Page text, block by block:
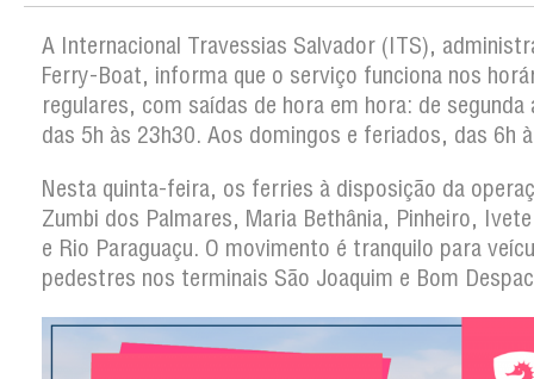
A Internacional Travessias Salvador (ITS),
Ferry-Boat, informa que o serviço funciona nos
regulares, com saídas de hora em hora: de segunda
das 5h às 23h30. Aos domingos e feriados, das 6h
Nesta quinta-feira, os ferries à disposição da
Zumbi dos Palmares, Maria Bethânia, Pinheiro,
e Rio Paraguaçu. O movimento é tranquilo para
pedestres nos terminais São Joaquim e Bom